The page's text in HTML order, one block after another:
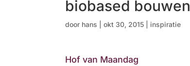
biobased bouwen
door hans |okt 30, 2015 inspiratie
Hof van Maandag